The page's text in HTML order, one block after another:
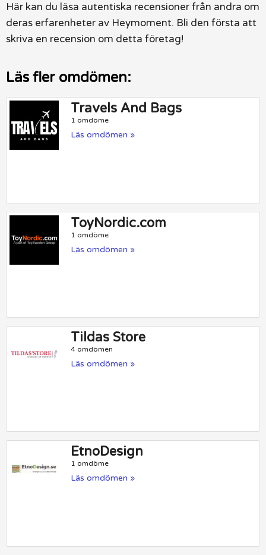
Här kan du läsa autentiska recensioner från andra om
deras erfarenheter av Heymoment. Bli den första att
skriva en recension om detta företag!
Läs fler omdömen:
Travels And Bags
1 omdöme
Läs omdömen »
ToyNordic.com
1 omdöme
Läs omdömen »
Tildas Store
4 omdömen
Läs omdömen »
EtnoDesign
1 omdöme
Läs omdömen »